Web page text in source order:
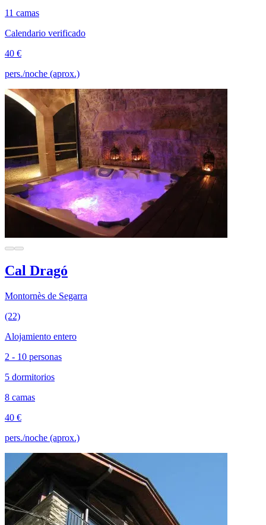
11 camas
Calendario verificado
40 €
pers./noche (aprox.)
Cal Dragó
Montornès de Segarra
(22)
Alojamiento entero
2 - 10 personas
5 dormitorios
8 camas
40 €
pers./noche (aprox.)